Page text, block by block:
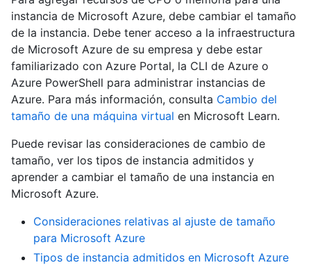
instancia de Microsoft Azure, debe cambiar el tamaño
de la instancia. Debe tener acceso a la infraestructura
de Microsoft Azure de su empresa y debe estar
familiarizado con Azure Portal, la CLI de Azure o
Azure PowerShell para administrar instancias de
Azure. Para más información, consulta Cambio del
tamaño de una máquina virtual en Microsoft Learn.
Puede revisar las consideraciones de cambio de
tamaño, ver los tipos de instancia admitidos y
aprender a cambiar el tamaño de una instancia en
Microsoft Azure.
Consideraciones relativas al ajuste de tamaño
para Microsoft Azure
Tipos de instancia admitidos en Microsoft Azure